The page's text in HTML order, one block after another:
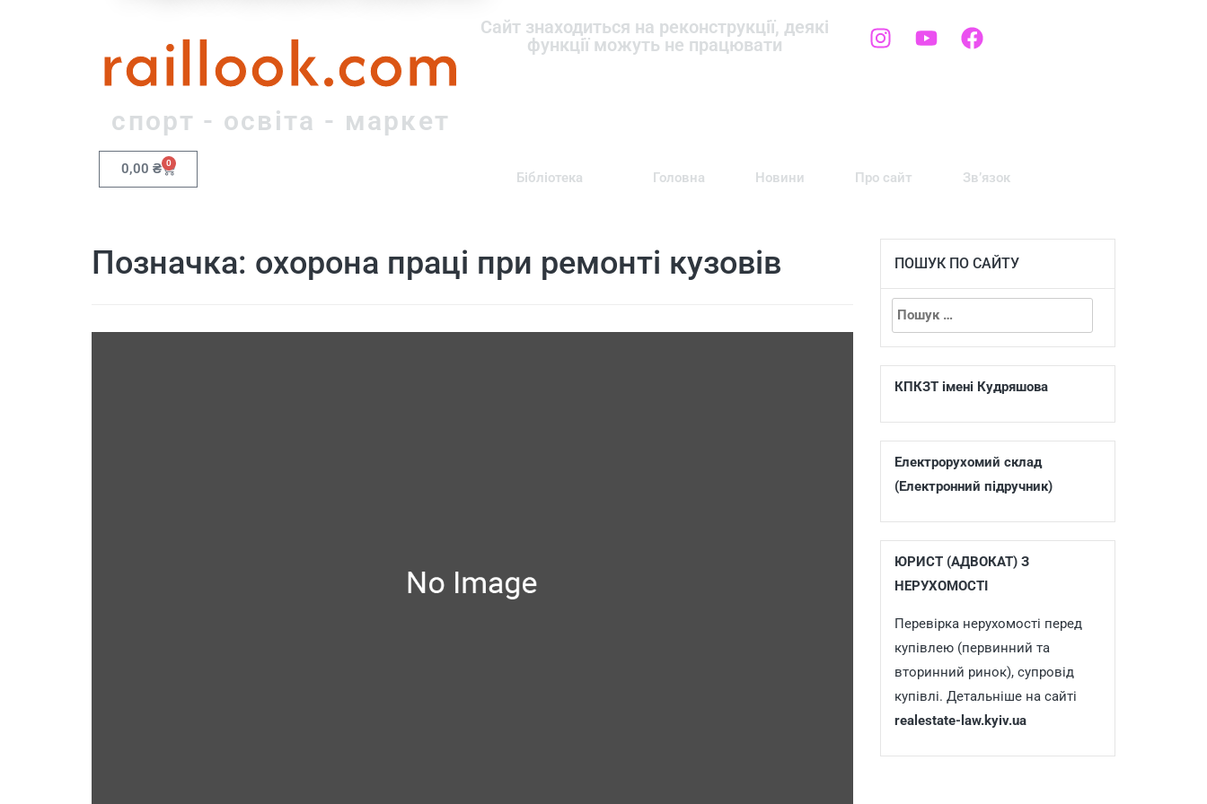
raillook.com
спорт - освіта - маркет
Сайт знаходиться на реконструкції, деякі
функції можуть не працювати
0,00 ₴ 0
Бібліотека Головна Новини Про сайт Зв’язок
Позначка: охорона праці при ремонті кузовів ПОШУК ПО САЙТУ
КПКЗТ імені Кудряшова
Електрорухомий склад
(Електронний підручник)
ЮРИСТ (АДВОКАТ) З
НЕРУХОМОСТІ
Перевірка нерухомості перед
купівлею (первинний та
вторинний ринок), супровід
купівлі. Детальніше на сайті
realestate-law.kyiv.ua